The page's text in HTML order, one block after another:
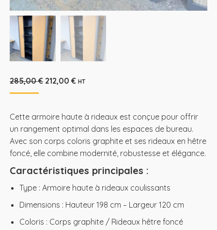
285,00€ Le
285,00 €.
212,00 €Le
212,00 €.
HT
Cette armoire haute à rideaux est conçue pour offrir
un rangement optimal dans les espaces de bureau.
Avec son corps coloris graphite et ses rideaux en hêtre
foncé, elle combine modernité, robustesse et élégance.
Caractéristiques principales :
Type : Armoire haute à rideaux coulissants
Dimensions : Hauteur 198 cm – Largeur 120 cm
Coloris : Corps graphite / Rideaux hêtre foncé